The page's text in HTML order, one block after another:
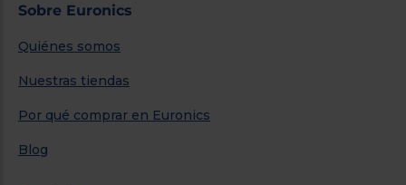
Sobre Euronics
Quiénes somos
Nuestras tiendas
Por qué comprar en Euronics
Blog